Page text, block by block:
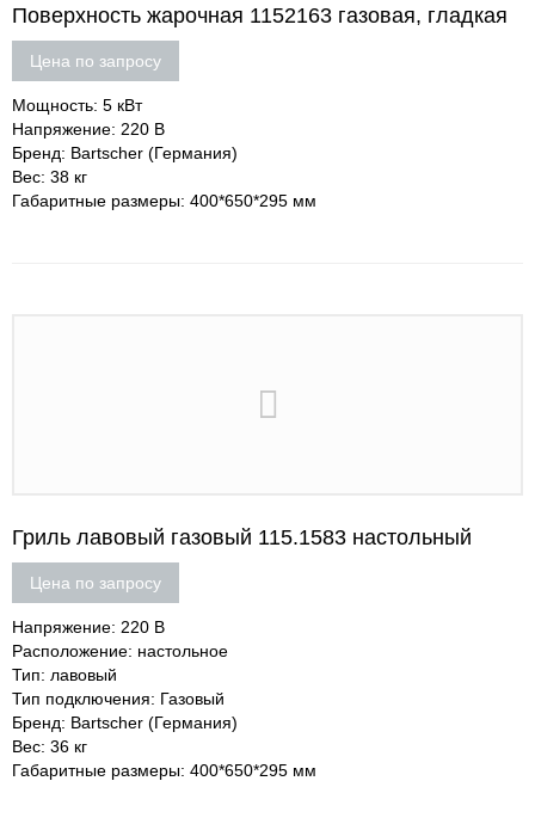
Поверхность жарочная 1152163 газовая, гладкая
Цена по запросу
Мощность: 5 кВт
Напряжение: 220 В
Бренд: Bartscher (Германия)
Вес: 38 кг
Габаритные размеры: 400*650*295 мм
Гриль лавовый газовый 115.1583 настольный
Цена по запросу
Напряжение: 220 В
Расположение: настольное
Тип: лавовый
Тип подключения: Газовый
Бренд: Bartscher (Германия)
Вес: 36 кг
Габаритные размеры: 400*650*295 мм